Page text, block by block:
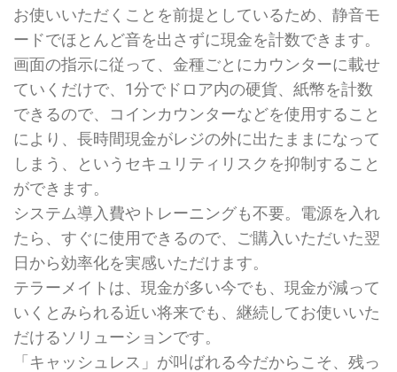
お使いいただくことを前提としているため、静音モ
ードでほとんど音を出さずに現金を計数できます。
画面の指示に従って、金種ごとにカウンターに載せ
ていくだけで、1分でドロア内の硬貨、紙幣を計数
できるので、コインカウンターなどを使用すること
により、長時間現金がレジの外に出たままになって
しまう、というセキュリティリスクを抑制すること
ができます。
システム導入費やトレーニングも不要。電源を入れ
たら、すぐに使用できるので、ご購入いただいた翌
日から効率化を実感いただけます。
テラーメイトは、現金が多い今でも、現金が減って
いくとみられる近い将来でも、継続してお使いいた
だけるソリューションです。
「キャッシュレス」が叫ばれる今だからこそ、残っ